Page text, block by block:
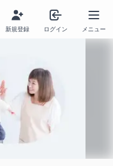
新規登録 ログイン メニュー